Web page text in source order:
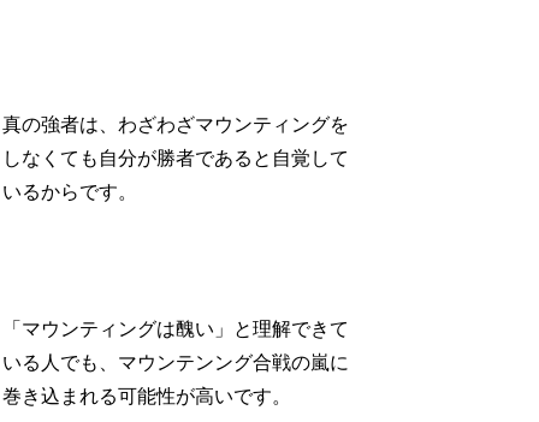
真の強者は、わざわざマウンティングを
しなくても自分が勝者であると自覚して
いるからです。
「マウンティングは醜い」と理解できて
いる人でも、マウンテンング合戦の嵐に
巻き込まれる可能性が高いです。